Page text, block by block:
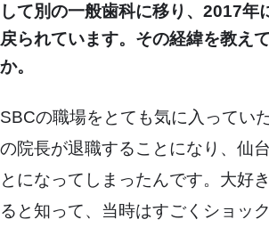
して別の一般歯科に移り、2017年
戻られています。その経緯を教え
か。
SBCの職場をとても気に入ってい
の院長が退職することになり、仙
とになってしまったんです。大好
ると知って、当時はすごくショック